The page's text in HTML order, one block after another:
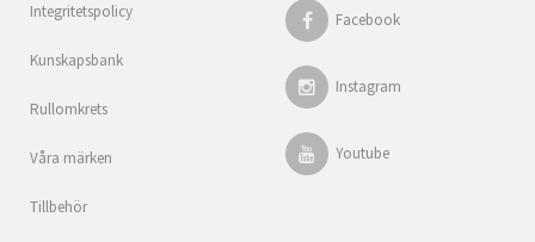
Integritetspolicy
Kunskapsbank
Rullomkrets
Våra märken
Tillbehör
Facebook
Instagram
Youtube